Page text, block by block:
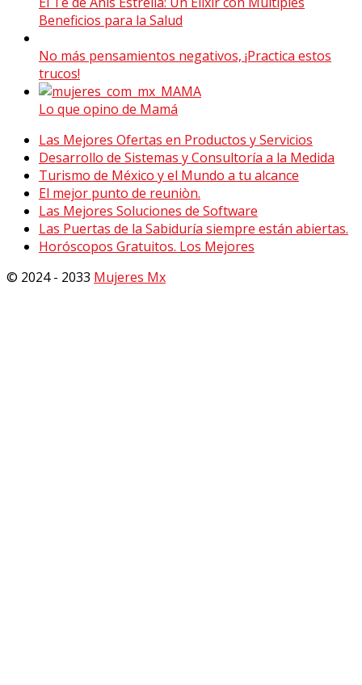
Beneficios para la Salud
No más pensamientos negativos, ¡Practica estos
trucos!
Lo que opino de Mamá
Las Mejores Ofertas en Productos y Servicios
Desarrollo de Sistemas y Consultoría a la Medida
Turismo de México y el Mundo a tu alcance
El mejor punto de reuniòn.
Las Mejores Soluciones de Software
Las Puertas de la Sabiduría siempre están abiertas.
Horóscopos Gratuitos. Los Mejores
© 2024 - 2033 Mujeres Mx